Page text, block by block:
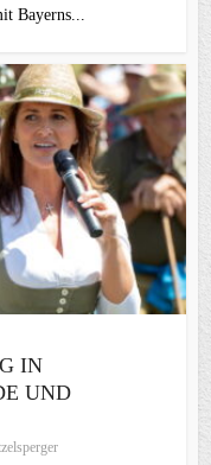
Bayerns...
IN
UND